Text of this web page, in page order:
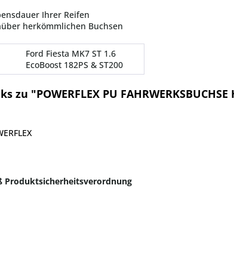
Ihrer Reifen
herkömmlichen Buchsen
Ford Fiesta MK7 ST 1.6
EcoBoost 182PS & ST200
"POWERFLEX PU FAHRWERKSBUCHSE
Produktsicherheitsverordnung